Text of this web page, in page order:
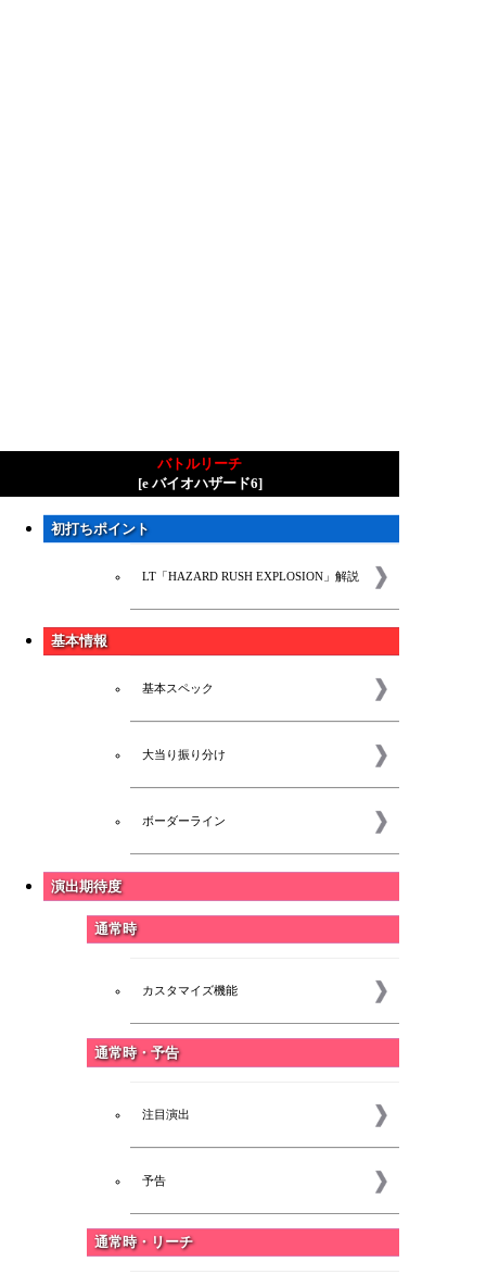
バトルリーチ
[e バイオハザード6]
初打ちポイント
LT「HAZARD RUSH EXPLOSION」解説
基本情報
基本スペック
大当り振り分け
ボーダーライン
演出期待度
通常時
カスタマイズ機能
通常時・予告
注目演出
予告
通常時・リーチ